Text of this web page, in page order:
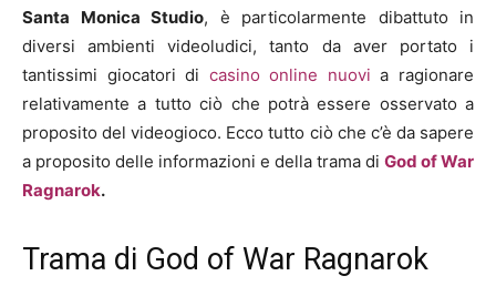
Santa Monica Studio, è particolarmente dibattuto in
diversi ambienti videoludici, tanto da aver portato i
tantissimi giocatori di casino online nuovi a ragionare
relativamente a tutto ciò che potrà essere osservato a
proposito del videogioco. Ecco tutto ciò che c’è da sapere
a proposito delle informazioni e della trama di God of War
Ragnarok.
Trama di God of War Ragnarok